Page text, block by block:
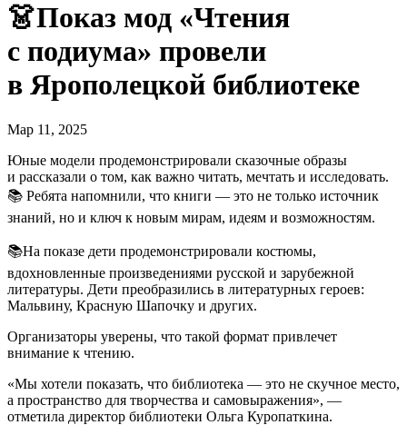
👗Показ мод «Чтения
с подиума» провели
в Ярополецкой библиотеке
Мар 11, 2025
Юные модели продемонстрировали сказочные образы
и рассказали о том, как важно читать, мечтать и исследовать.
📚 Ребята напомнили, что книги — это не только источник
знаний, но и ключ к новым мирам, идеям и возможностям.
📚На показе дети продемонстрировали костюмы,
вдохновленные произведениями русской и зарубежной
литературы. Дети преобразились в литературных героев:
Мальвину, Красную Шапочку и других.
Организаторы уверены, что такой формат привлечет
внимание к чтению.
«Мы хотели показать, что библиотека — это не скучное место,
а пространство для творчества и самовыражения», —
отметила директор библиотеки Ольга Куропаткина.